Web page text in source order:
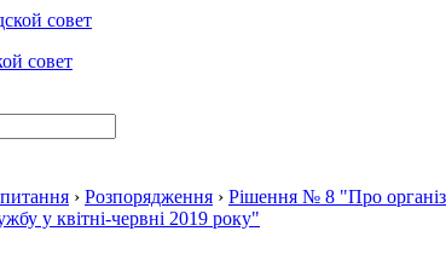
совет
питання › Розпорядження › Рішення № 8 "Про
у квітні-червні 2019 року"